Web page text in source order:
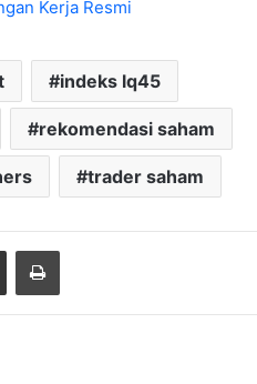
Kerja Resmi
indeks lq45
rekomendasi saham
trader saham
Share via Email Print